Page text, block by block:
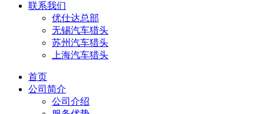
联系我们
优仕达总部
无锡汽车猎头
苏州汽车猎头
上海汽车猎头
首页
公司简介
公司介绍